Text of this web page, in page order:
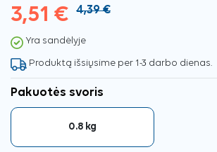
3,51 € 4,39 €
Yra sandėlyje
Produktą išsiųsime per 1-3 darbo dienas.
Pakuotės svoris
0.8 kg